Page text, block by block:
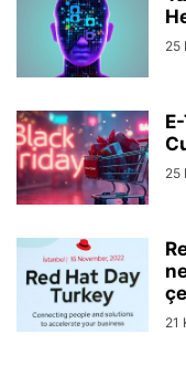
IPHONE İŞ İLANLARI
KUBERNETES
MOVIE MYNET
RÖPORTAJ SAMSUNG
SEKTÖRÜN İÇINDEN
SOSYAL SORUMLULUK
25
25
21